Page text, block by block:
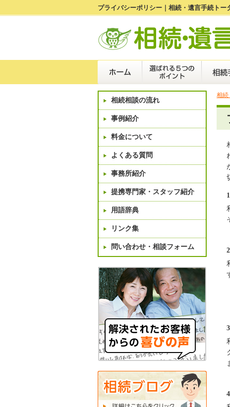
プライバシーポリシー｜相続・遺言手続トー
相続
相続相談の流れ
事例紹介
料金について
よくある質問
事務所紹介
提携専門家・スタッフ紹介
用語辞典
リンク集
問い合わせ・相談フォーム